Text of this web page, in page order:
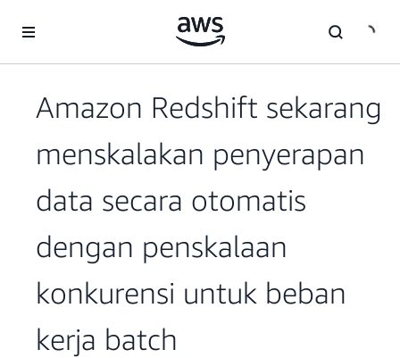
Amazon Redshift sekarang
menskalakan penyerapan
data secara otomatis
dengan penskalaan
konkurensi untuk beban
kerja batch